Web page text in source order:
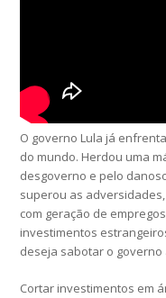
O governo Lula já
do mundo. Herdou uma
desgoverno e pelo
superou as
com geração de
investimentos
deseja sabotar o governo
Cortar investimentos em